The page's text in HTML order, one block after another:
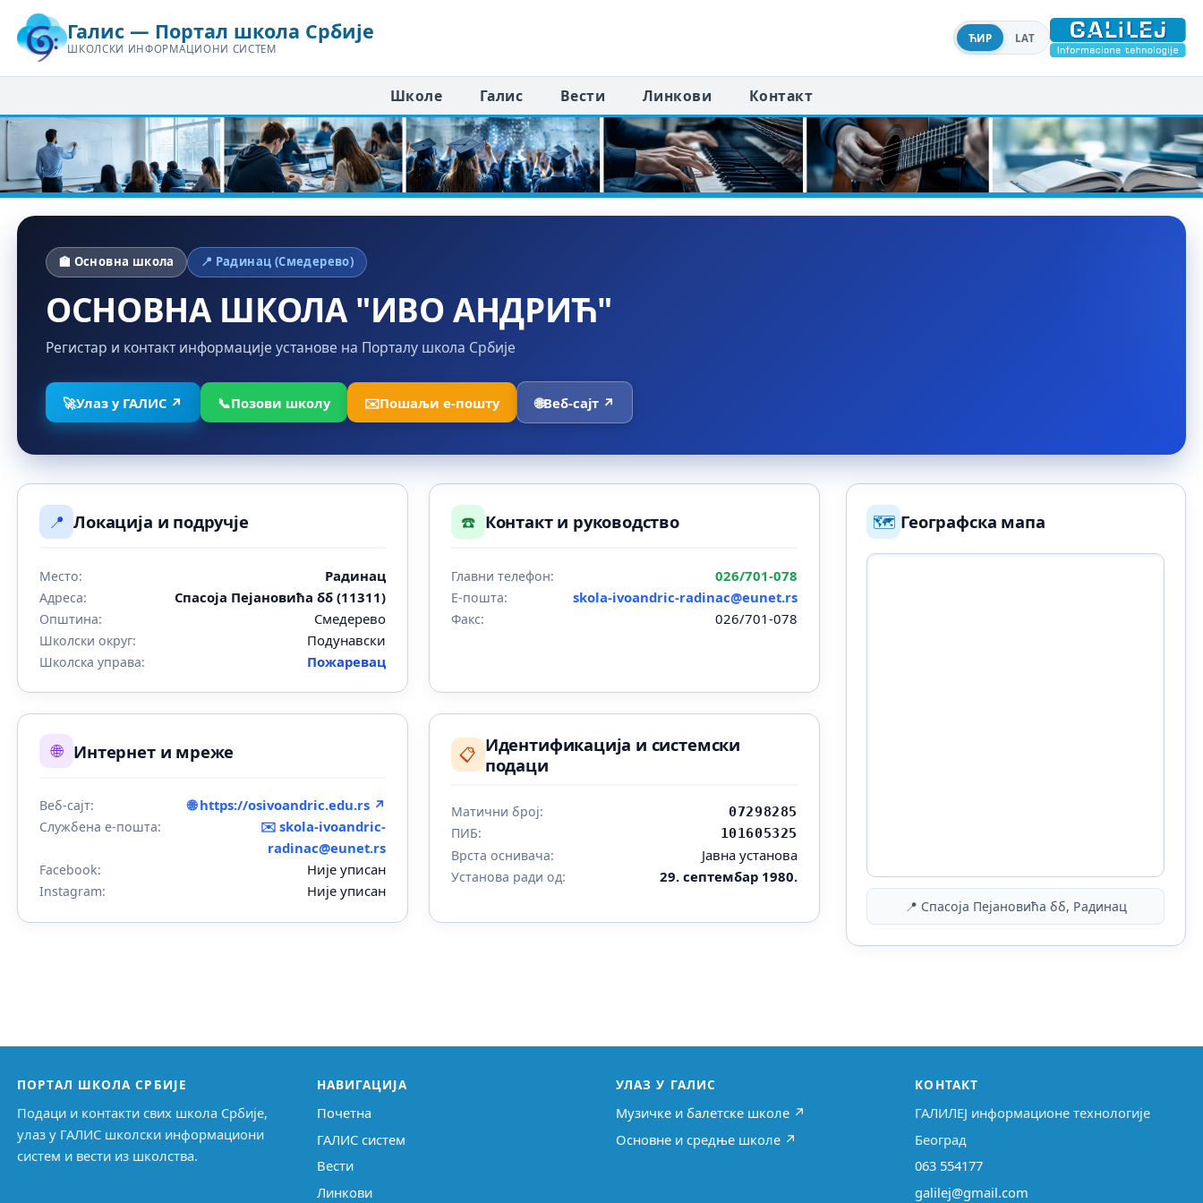
Галис — Портал школа Србије
ШКОЛСКИ ИНФОРМАЦИОНИ СИСТЕМ
ЋИР LAT
Школе Галис Вести Линкови Контакт
🏫 Основна школа 📍 Радинац (Смедерево)
ОСНОВНА ШКОЛА "ИВО АНДРИЋ"
Регистар и контакт информације установе на Порталу школа Србије
🚀Улаз у ГАЛИС ↗ 📞Позови школу ✉️Пошаљи е-пошту 🌐Веб-сајт ↗
📍 Локација и подручје
Место: Радинац
Адреса: Спасоја Пејановића бб (11311)
Општина: Смедерево
Школски округ: Подунавски
Школска управа: Пожаревац
☎️ Контакт и руководство
Главни телефон: 026/701-078
Е-пошта: skola-ivoandric-radinac@eunet.rs
Факс: 026/701-078
🌐 Интернет и мреже
Веб-сајт: 🌐 https://osivoandric.edu.rs ↗
Службена е-пошта: ✉️skola-ivoandric-
radinac@eunet.rs
Facebook: Није уписан
Instagram: Није уписан
📋 Идентификација и системски
подаци
Матични број: 07298285
ПИБ: 101605325
Врста оснивача: Јавна установа
Установа ради од: 29. септембар 1980.
🗺️ Географска мапа
📍 Спасоја Пејановића бб, Радинац
ПОРТАЛ ШКОЛА СРБИЈЕ
Подаци и контакти свих школа Србије,
улаз у ГАЛИС школски информациони
систем и вести из школства.
НАВИГАЦИЈА
Почетна
ГАЛИС систем
Вести
Линкови
УЛАЗ У ГАЛИС
Музичке и балетске школе ↗
Основне и средње школе ↗
КОНТАКТ
ГАЛИЛЕЈ информационе технологије
Београд
063 554177
galilej@gmail.com